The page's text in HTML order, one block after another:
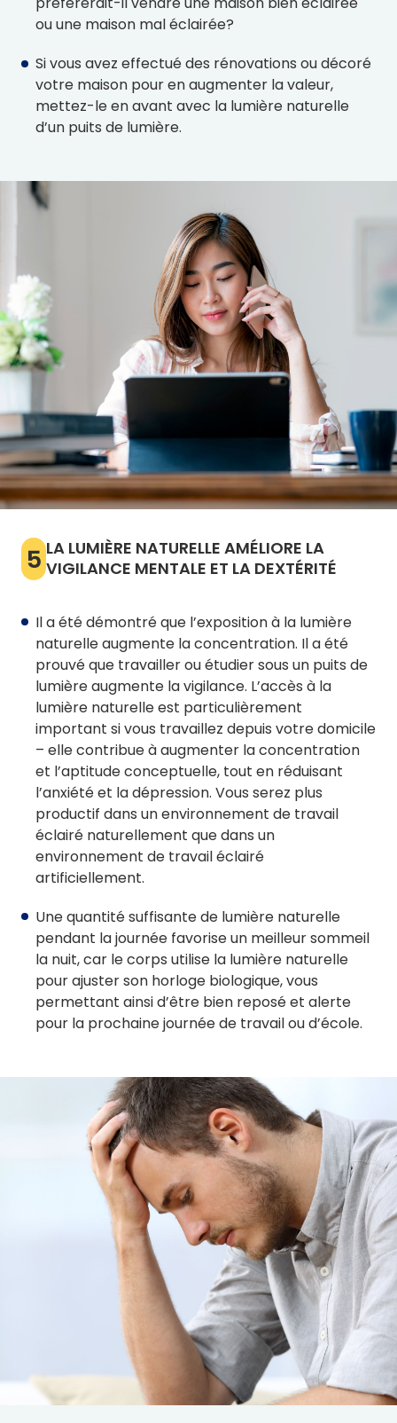
ou une maison mal éclairée?
Si vous avez effectué des rénovations ou décoré
votre maison pour en augmenter la valeur,
mettez-le en avant avec la lumière naturelle
d’un puits de lumière.
5 LA LUMIÈRE NATURELLE AMÉLIORE LA
VIGILANCE MENTALE ET LA DEXTÉRITÉ
Il a été démontré que l’exposition à la lumière
naturelle augmente la concentration. Il a été
prouvé que travailler ou étudier sous un puits de
lumière augmente la vigilance. L’accès à la
lumière naturelle est particulièrement
important si vous travaillez depuis votre domicile
– elle contribue à augmenter la concentration
et l’aptitude conceptuelle, tout en réduisant
l’anxiété et la dépression. Vous serez plus
productif dans un environnement de travail
éclairé naturellement que dans un
environnement de travail éclairé
artificiellement.
Une quantité suffisante de lumière naturelle
pendant la journée favorise un meilleur sommeil
la nuit, car le corps utilise la lumière naturelle
pour ajuster son horloge biologique, vous
permettant ainsi d’être bien reposé et alerte
pour la prochaine journée de travail ou d’école.